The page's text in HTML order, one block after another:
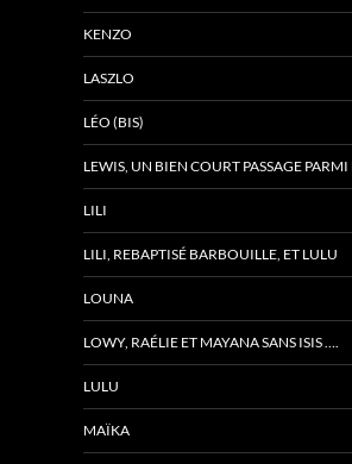
KENZO
LASZLO
LÉO (BIS)
LEWIS, UN BIEN COURT PASSAGE
LILI
LILI, REBAPTISÉ BARBOUILLE, ET LULU
LOUNA
LOWY, RAÉLIE ET MAYANA SANS ISIS ….
LULU
MAÏKA